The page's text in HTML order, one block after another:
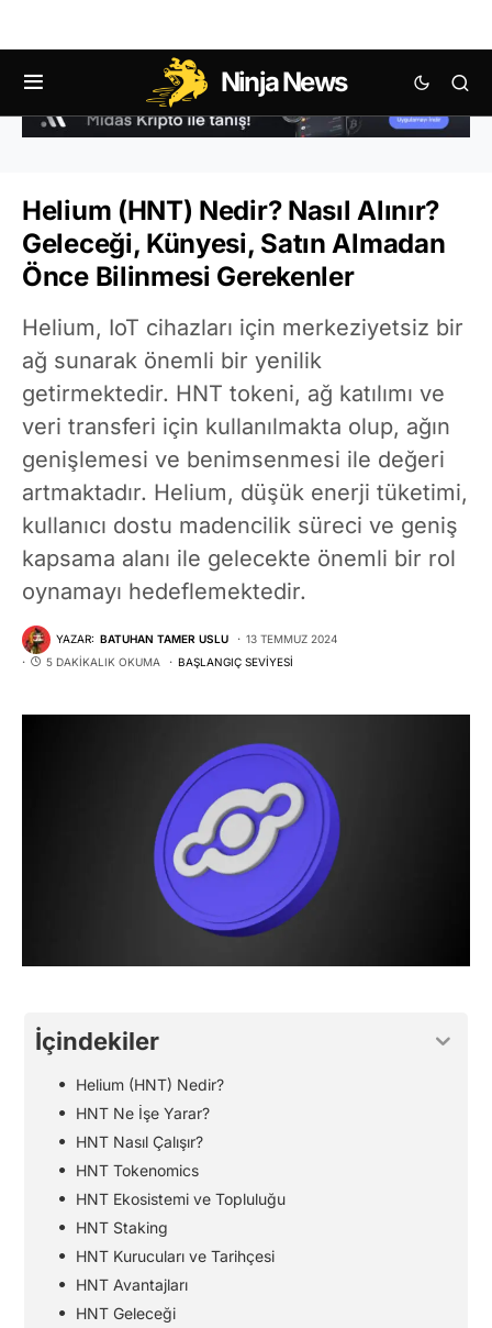
Ninja News
Helium (HNT) Nedir? Nasıl Alınır?
Geleceği, Künyesi, Satın Almadan
Önce Bilinmesi Gerekenler
Helium, IoT cihazları için merkeziyetsiz bir
ağ sunarak önemli bir yenilik
getirmektedir. HNT tokeni, ağ katılımı ve
veri transferi için kullanılmakta olup, ağın
genişlemesi ve benimsenmesi ile değeri
artmaktadır. Helium, düşük enerji tüketimi,
kullanıcı dostu madencilik süreci ve geniş
kapsama alanı ile gelecekte önemli bir rol
oynamayı hedeflemektedir.
YAZAR: BATUHAN TAMER USLU
13 TEMMUZ 2024
5 DAKIKALIK OKUMA
BAŞLANGIÇ SEVIYESI
İçindekiler
Helium (HNT) Nedir?
HNT Ne İşe Yarar?
HNT Nasıl Çalışır?
HNT Tokenomics
HNT Ekosistemi ve Topluluğu
HNT Staking
HNT Kurucuları ve Tarihçesi
HNT Avantajları
HNT Geleceği